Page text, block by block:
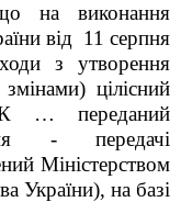
на виконання
від 11 серпня
з утворення
цілісний
… переданий
- передачі
Міністерством
України), на базі